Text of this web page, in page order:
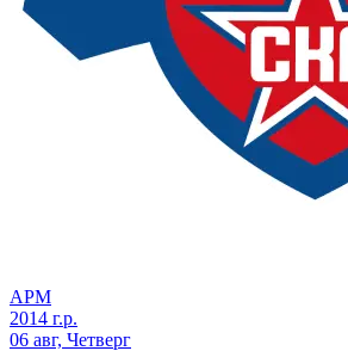
АРМ
2014 г.р.
06 авг, Четверг